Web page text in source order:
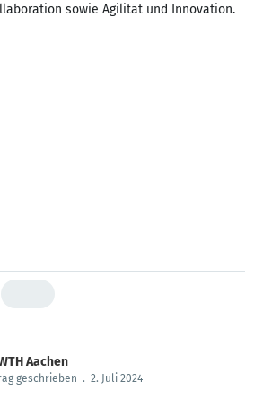
sowie Agilität und Innovation.
Aachen
geschrieben . 2. Juli 2024